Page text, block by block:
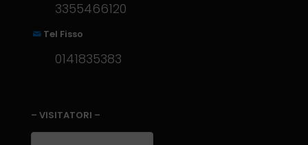
3355466120
Tel Fisso
0141835383
– VISITATORI –